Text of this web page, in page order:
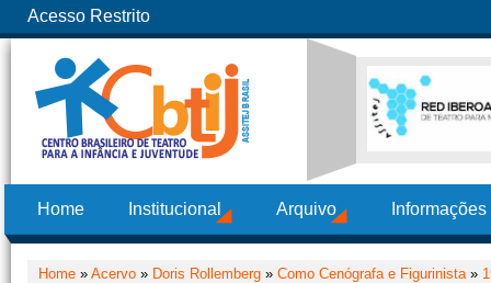
Acesso Restrito
Home Institucional Arquivo
Home » Acervo » Doris Rollemberg » Como Cenógrafa e Figurinista»